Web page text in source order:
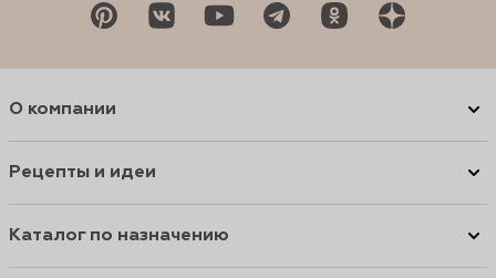
О компании
Рецепты и идеи
Каталог по назначению